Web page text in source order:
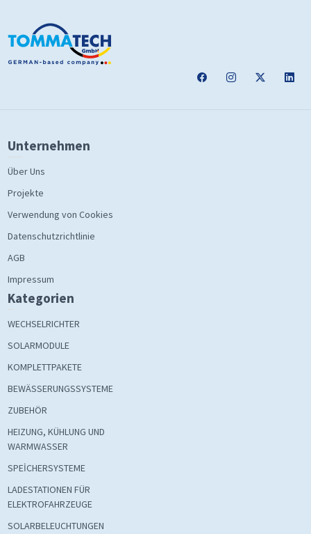
Unternehmen
Über Uns
Projekte
Verwendung von Cookies
Datenschutzrichtlinie
AGB
Impressum
Kategorien
WECHSELRICHTER
SOLARMODULE
KOMPLETTPAKETE
BEWÄSSERUNGSSYSTEME
ZUBEHÖR
HEIZUNG, KÜHLUNG UND
WARMWASSER
SPEİCHERSYSTEME
LADESTATIONEN FÜR
ELEKTROFAHRZEUGE
SOLARBELEUCHTUNGEN